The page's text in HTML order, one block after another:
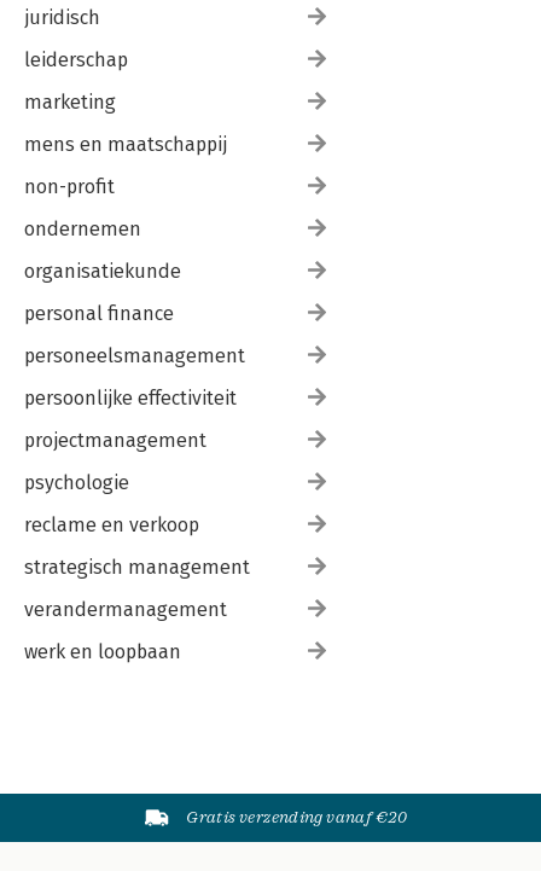
juridisch
leiderschap
marketing
mens en maatschappij
non-profit
ondernemen
organisatiekunde
personal finance
personeelsmanagement
persoonlijke effectiviteit
projectmanagement
psychologie
reclame en verkoop
strategisch management
verandermanagement
werk en loopbaan
Gratis verzending vanaf €20